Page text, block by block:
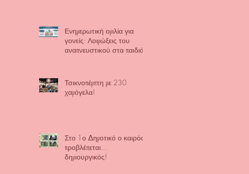
Ενημερωτική ομιλία για
γονείς: Λοιμώξεις του
αναπνευστικού στα παιδιά
Τσικνοπέμπτη με 230
χαμόγελα!
Στο 1ο Δημοτικό ο καιρός
προβλέπεται...
δημιουργικός!